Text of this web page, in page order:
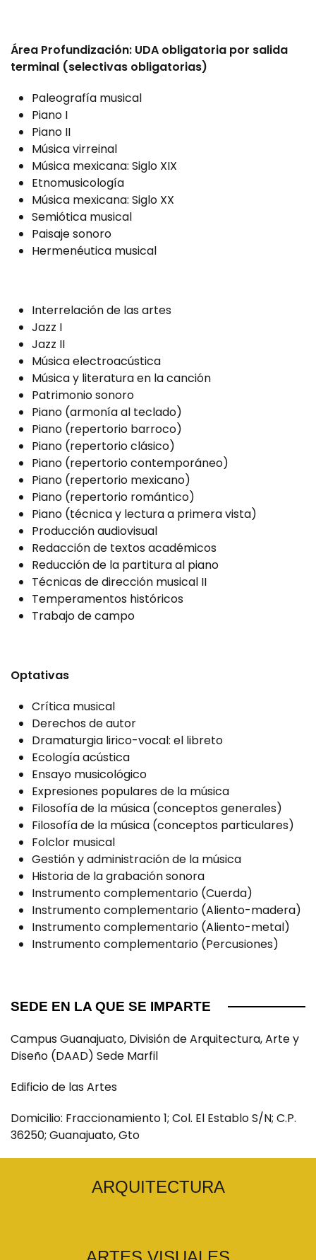
Área Profundización: UDA obligatoria por salida
terminal (selectivas obligatorias)
Paleografía musical
Piano I
Piano II
Música virreinal
Música mexicana: Siglo XIX
Etnomusicología
Música mexicana: Siglo XX
Semiótica musical
Paisaje sonoro
Hermenéutica musical
Interrelación de las artes
Jazz I
Jazz II
Música electroacústica
Música y literatura en la canción
Patrimonio sonoro
Piano (armonía al teclado)
Piano (repertorio barroco)
Piano (repertorio clásico)
Piano (repertorio contemporáneo)
Piano (repertorio mexicano)
Piano (repertorio romántico)
Piano (técnica y lectura a primera vista)
Producción audiovisual
Redacción de textos académicos
Reducción de la partitura al piano
Técnicas de dirección musical II
Temperamentos históricos
Trabajo de campo
Optativas
Crítica musical
Derechos de autor
Dramaturgia lirico-vocal: el libreto
Ecología acústica
Ensayo musicológico
Expresiones populares de la música
Filosofía de la música (conceptos generales)
Filosofía de la música (conceptos particulares)
Folclor musical
Gestión y administración de la música
Historia de la grabación sonora
Instrumento complementario (Cuerda)
Instrumento complementario (Aliento-madera)
Instrumento complementario (Aliento-metal)
Instrumento complementario (Percusiones)
SEDE EN LA QUE SE IMPARTE
Campus Guanajuato, División de Arquitectura, Arte y
Diseño (DAAD) Sede Marfil
Edificio de las Artes
Domicilio: Fraccionamiento 1; Col. El Establo S/N; C.P.
36250; Guanajuato, Gto
ARQUITECTURA